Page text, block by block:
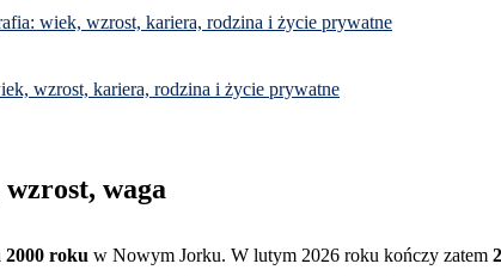
wiek, wzrost, kariera, rodzina i życie prywatne
wzrost, kariera, rodzina i życie prywatne
waga
2000 roku w Nowym Jorku. W lutym 2026 roku kończy zatem